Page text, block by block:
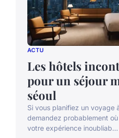
ACTU
Les hôtels
pour un séjour
séoul
Si vous planifiez un voyage
demandez probablement
votre expérience inoubliab...